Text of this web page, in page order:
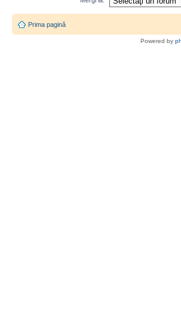
Prima pagină
Powered by